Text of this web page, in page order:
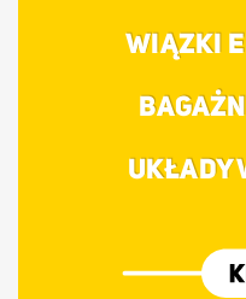
WIĄZKI
UKŁADY